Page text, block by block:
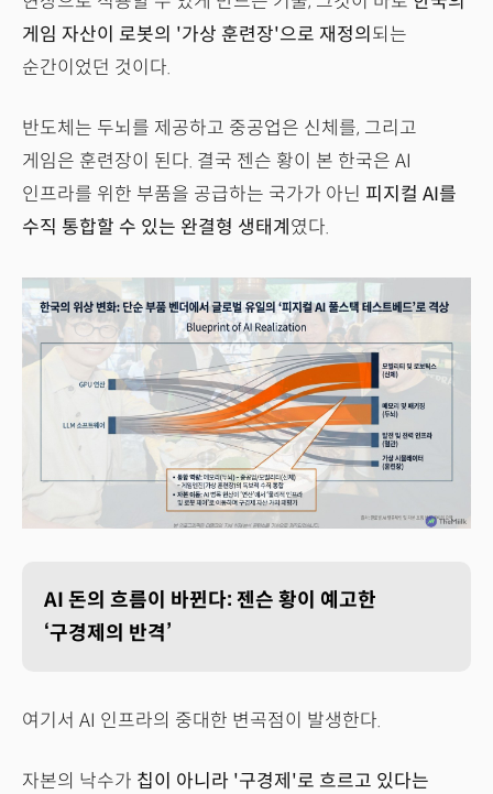
게임 자산이 로봇의 '가상 훈련장'으로 재정의 되는
순간이었던 것이다.
반도체는 두뇌를 제공하고 중공업은 신체를, 그리고
게임은 훈련장이 된다. 결국 젠슨 황이 본 한국은 AI
인프라를 위한 부품을 공급하는 국가가 아닌 피지컬 AI를
수직 통합할 수 있는 완결형 생태계 였다.
AI 돈의 흐름이 바뀐다: 젠슨 황이 예고한
‘구경제의 반격’
여기서 AI 인프라의 중대한 변곡점이 발생한다.
자본의 낙수가 칩이 아니라 '구경제'로 흐르고 있다는